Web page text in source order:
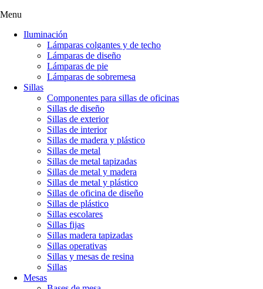
Menu
Iluminación
Lámparas colgantes y de techo
Lámparas de diseño
Lámparas de pie
Lámparas de sobremesa
Sillas
Componentes para sillas de oficinas
Sillas de diseño
Sillas de exterior
Sillas de interior
Sillas de madera y plástico
Sillas de metal
Sillas de metal tapizadas
Sillas de metal y madera
Sillas de metal y plástico
Sillas de oficina de diseño
Sillas de plástico
Sillas escolares
Sillas fijas
Sillas madera tapizadas
Sillas operativas
Sillas y mesas de resina
Sillas
Mesas